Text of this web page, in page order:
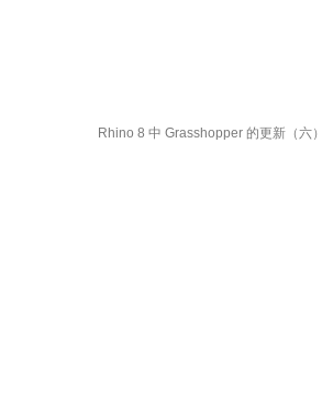
Rhino 8 中 Grasshopper 的更新（六）